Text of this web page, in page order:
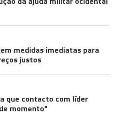
medidas imediatas para
justos
que contacto com líder
momento"